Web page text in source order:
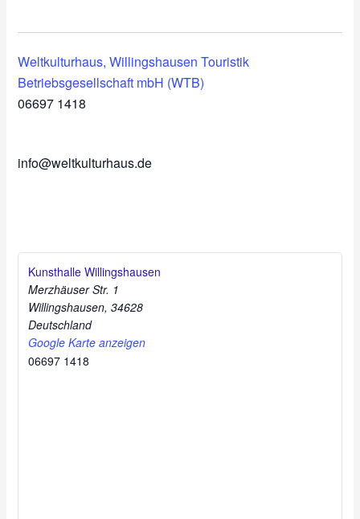
Weltkulturhaus, Willingshausen Touristik
Betriebsgesellschaft mbH (WTB)
06697 1418
info@weltkulturhaus.de
Kunsthalle Willingshausen
Merzhäuser Str. 1
Willingshausen, 34628
Deutschland
Google Karte anzeigen
06697 1418